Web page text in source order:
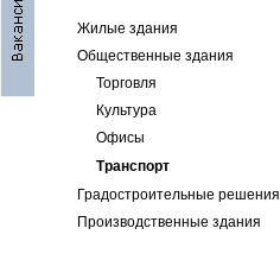
Жилые здания
Общественные здания
Торговля
Культура
Офисы
Транспорт
Градостроительные решения
Производственные здания